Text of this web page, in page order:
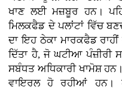
ਖਾਣ ਲਈ ਮਜ਼ਬੂਰ ਹਨ।
ਮਿਲਕਫੈਡ ਦੇ ਪਲਾਂਟਾਂ ਵਿੱਚ
ਦਾ ਇਹ ਠੇਕਾ ਮਾਰਕਫੈਡ
ਦਿੱਤਾ ਹੈ, ਜੋ ਘਟੀਆ ਪੰਜ਼ੀਰੀ
ਸਬੰਧਤ ਅਧਿਕਾਰੀ ਖਾਮੋਸ਼
ਵਾਇਰਲ ਹੋ ਰਹੀਆਂ ਹਨ।